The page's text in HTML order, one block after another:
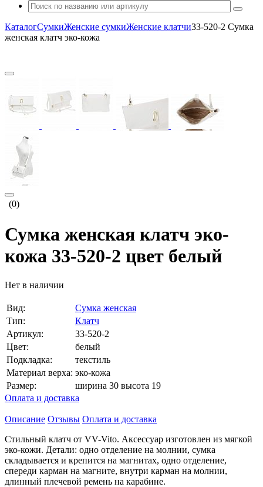
КаталогСумкиЖенские сумкиЖенские клатчи33-520-2 Сумка
женская клатч эко-кожа
(0)
Сумка женская клатч эко-
кожа 33-520-2 цвет белый
Нет в наличии
Вид:
Сумка женская
Тип:
Клатч
Артикул:
33-520-2
Цвет:
белый
Подкладка:
текстиль
Материал верха: эко-кожа
Размер:
ширина 30 высота 19
Оплата и доставка
Описание Отзывы Оплата и доставка
Стильный клатч от VV-Vito. Аксессуар изготовлен из мягкой
эко-кожи. Детали: одно отделение на молнии, сумка
складывается и крепится на магнитах, одно отделение,
спереди карман на магните, внутри карман на молнии,
длинный плечевой ремень на карабине.